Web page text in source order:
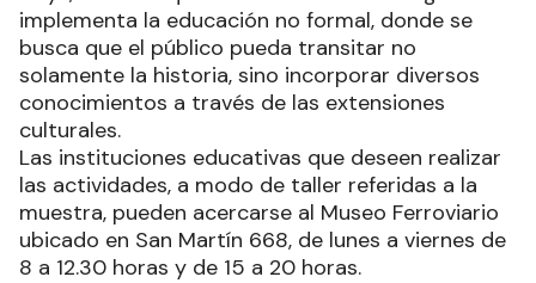
implementa la educación no formal, donde se
busca que el público pueda transitar no
solamente la historia, sino incorporar diversos
conocimientos a través de las extensiones
culturales.
Las instituciones educativas que deseen realizar
las actividades, a modo de taller referidas a la
muestra, pueden acercarse al Museo Ferroviario
ubicado en San Martín 668, de lunes a viernes de
8 a 12.30 horas y de 15 a 20 horas.